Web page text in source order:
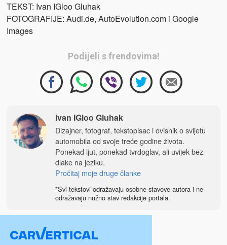
TEKST: Ivan IGloo Gluhak
FOTOGRAFIJE: Audi.de, AutoEvolution.com i Google
Images
Podijeli s frendovima!
Ivan IGloo Gluhak
Dizajner, fotograf, tekstopisac i ovisnik o svijetu
automobila od svoje treće godine života.
Ponekad ljut, ponekad tvrdoglav, ali uvijek bez
dlake na jeziku.
Pročitaj moje druge članke
*Svi tekstovi odražavaju osobne stavove autora i ne
odražavaju nužno stav redakcije portala.